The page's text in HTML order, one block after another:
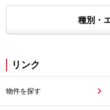
種別・
リンク
物件を探す